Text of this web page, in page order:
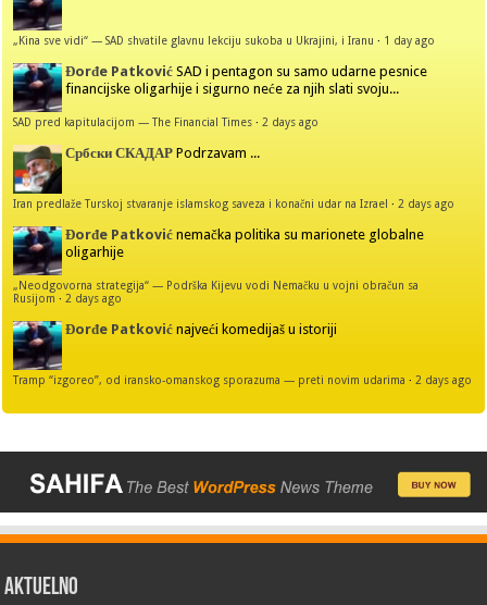
„Kina sve vidi“ — SAD shvatile glavnu lekciju sukoba u Ukrajini, i Iranu · 1 day ago
Đorđe Patković SAD i pentagon su samo udarne pesnice
financijske oligarhije i sigurno neće za njih slati svoju...
SAD pred kapitulacijom — The Financial Times ·2 days ago
Србски СКАДАР Podrzavam ...
Iran predlaže Turskoj stvaranje islamskog saveza i konačni udar na Izrael ·2 days ago
Đorđe Patković nemačka politika su marionete globalne
oligarhije
„Neodgovorna strategija“ — Podrška Kijevu vodi Nemačku u vojni obračun sa
Rusijom ·2 days ago
Đorđe Patković najveći komedijaš u istoriji
Tramp “izgoreo”, od iransko-omanskog sporazuma — preti novim udarima ·2 days ago
AKTUELNO